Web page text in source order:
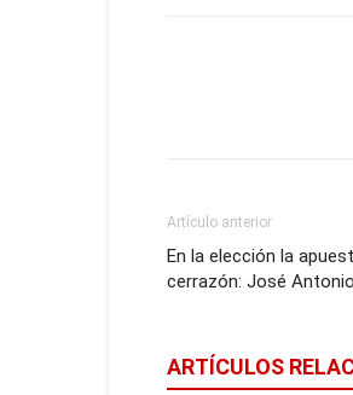
Artículo anterior
En la elección la
cerrazón: José
ARTÍCULOS